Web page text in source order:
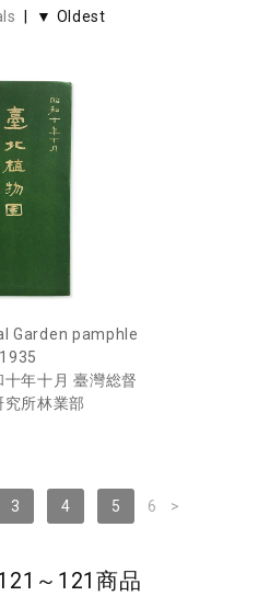
| ▼ Oldest
Garden pamphle
年十月 臺灣総督
究所林業部
3 4 5 6 >
～121商品